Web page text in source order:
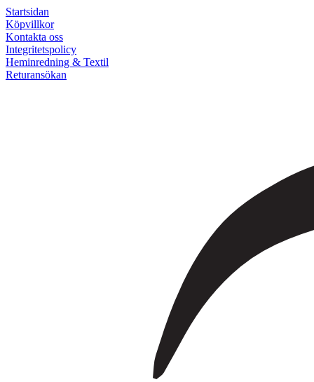
Startsidan
Köpvillkor
Kontakta oss
Integritetspolicy
Heminredning & Textil
Returansökan